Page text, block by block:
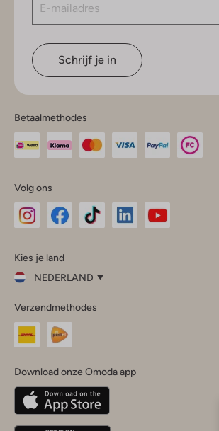
Schrijf je in
Betaalmethodes
Volg ons
InstagramFacebook
Kies je land
NEDERLAND
je
land
Nederland
Belgique(Français)
Deutschland
Verzendmethodes
Download onze Omoda app